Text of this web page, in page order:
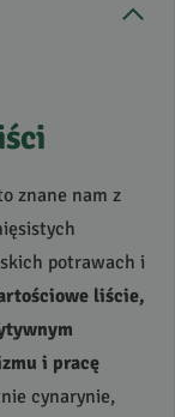
znane nam z
potrawach i
liście,
i pracę
cynarynie,